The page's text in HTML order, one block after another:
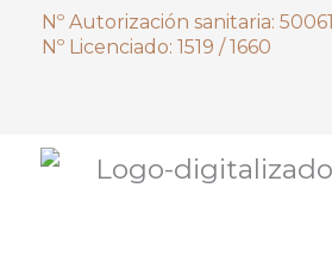
Nº Autorización sanitaria: 50061
Nº Licenciado: 1519 / 1660